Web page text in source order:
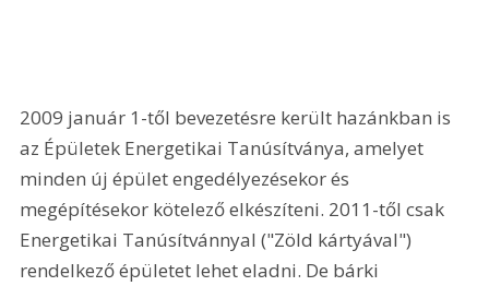
2009 január 1-től bevezetésre került hazánkban is
az Épületek Energetikai Tanúsítványa, amelyet
minden új épület engedélyezésekor és
megépítésekor kötelező elkészíteni. 2011-től csak
Energetikai Tanúsítvánnyal ("Zöld kártyával")
rendelkező épületet lehet eladni. De bárki